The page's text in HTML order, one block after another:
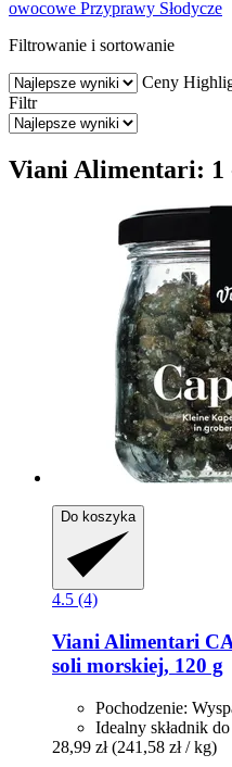
owocowe Przyprawy Słodycze
Filtrowanie i sortowanie
Ceny
Filtr
Viani Alimentari: 1
Do koszyka
4.5 (4)
Viani Alimentari
soli morskiej, 120 g
Pochodzenie:
Idealny składnik
28,99 zł (241,58 zł / kg)